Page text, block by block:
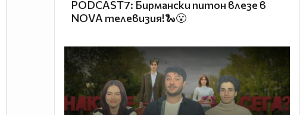
PODCAST7: Бирмански питон влезе в
NOVA телевизия!🐍😮